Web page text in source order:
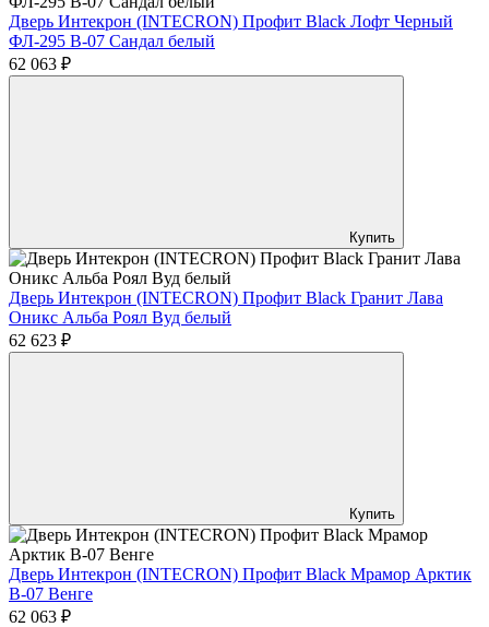
Дверь Интекрон (INTECRON) Профит Black Лофт Черный
ФЛ-295 В-07 Сандал белый
62 063 ₽
Купить
Дверь Интекрон (INTECRON) Профит Black Гранит Лава
Оникс Альба Роял Вуд белый
62 623 ₽
Купить
Дверь Интекрон (INTECRON) Профит Black Мрамор Арктик
В-07 Венге
62 063 ₽